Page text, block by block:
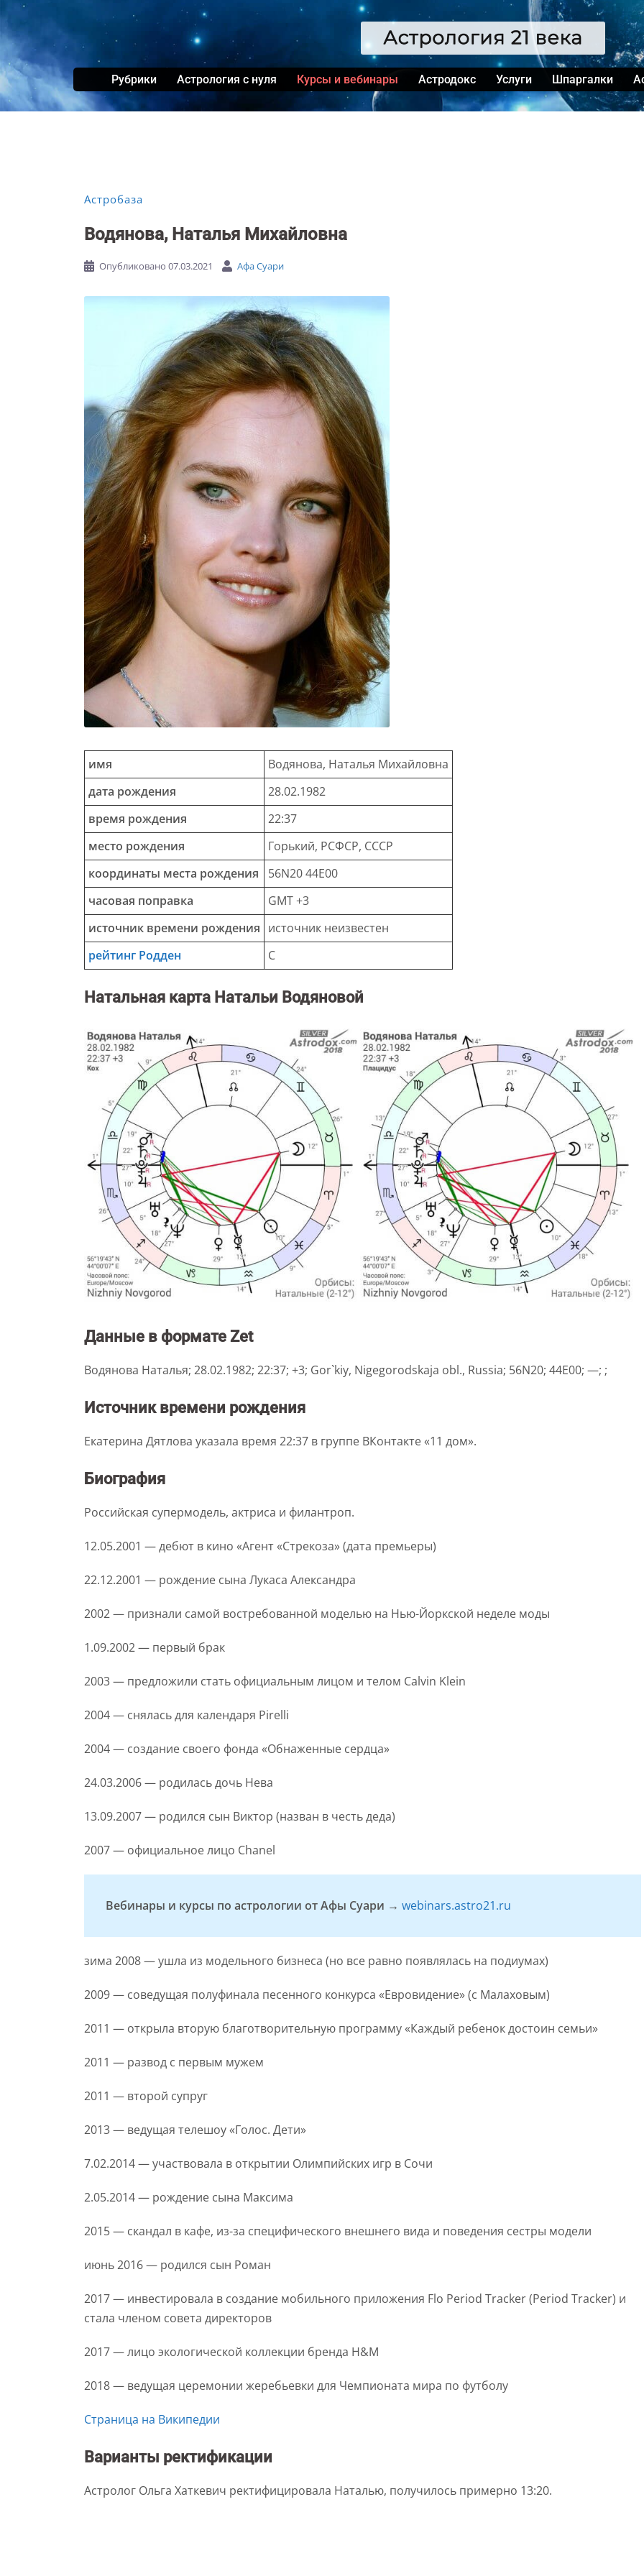
Перейти
содержимому
Рубрики Астрология с нуля Курсы и вебинары Астродокс Услуги Шпаргалки
Астробаза
Водянова, Наталья Михайловна
Опубликовано 07.03.2021 Афа Суари
имя
Водянова, Наталья Михайловна
дата рождения
28.02.1982
время рождения
22:37
место рождения
Горький, РСФСР, СССР
координаты места рождения
56N20 44E00
часовая поправка
GMT +3
источник времени рождения источник неизвестен
рейтинг Родден
C
Натальная карта Натальи Водяновой
Данные в формате Zet
Водянова Наталья; 28.02.1982; 22:37; +3; Gor`kiy, Nigegorodskaja obl., Russia; 56N20; 44E00; —; ;
Источник времени рождения
Екатерина Дятлова указала время 22:37 в группе ВКонтакте «11 дом».
Биография
Российская супермодель, актриса и филантроп.
12.05.2001 — дебют в кино «Агент «Стрекоза» (дата премьеры)
22.12.2001 — рождение сына Лукаса Александра
2002 — признали самой востребованной моделью на Нью-Йоркской неделе моды
1.09.2002 — первый брак
2003 — предложили стать официальным лицом и телом Calvin Klein
2004 — снялась для календаря Pirelli
2004 — создание своего фонда «Обнаженные сердца»
24.03.2006 — родилась дочь Нева
13.09.2007 — родился сын Виктор (назван в честь деда)
2007 — официальное лицо Chanel
Вебинары и курсы по астрологии от Афы Суари → webinars.astro21.ru
зима 2008 — ушла из модельного бизнеса (но все равно появлялась на подиумах)
2009 — соведущая полуфинала песенного конкурса «Евровидение» (с Малаховым)
2011 — открыла вторую благотворительную программу «Каждый ребенок достоин семьи»
2011 — развод с первым мужем
2011 — второй супруг
2013 — ведущая телешоу «Голос. Дети»
7.02.2014 — участвовала в открытии Олимпийских игр в Сочи
2.05.2014 — рождение сына Максима
2015 — скандал в кафе, из-за специфического внешнего вида и поведения сестры модели
июнь 2016 — родился сын Роман
2017 — инвестировала в создание мобильного приложения Flo Period Tracker (Period Tracker) и
стала членом совета директоров
2017 — лицо экологической коллекции бренда H&M
2018 — ведущая церемонии жеребьевки для Чемпионата мира по футболу
Страница на Википедии
Варианты ректификации
Астролог Ольга Хаткевич ректифицировала Наталью, получилось примерно 13:20.